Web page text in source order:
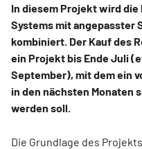
In diesem Projekt wird
Systems mit angepasster
kombiniert. Der Kauf des
ein Projekt bis Ende Juli
September), mit dem ein
in den nächsten Monaten
werden soll.
Die Grundlage des